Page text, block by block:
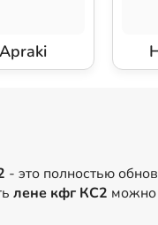
Apraki
- это полностью
лене кфг КС2 можно